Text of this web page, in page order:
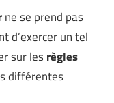
ne se prend pas
d’exercer un tel
sur lesrègles
différentes